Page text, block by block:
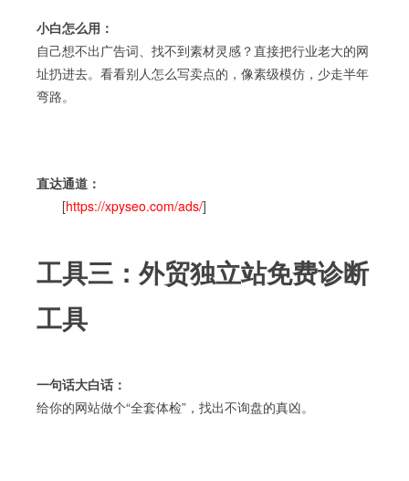
小白怎么用：
自己想不出广告词、找不到素材灵感？直接把行业老大的网
址扔进去。看看别人怎么写卖点的，像素级模仿，少走半年
弯路。
直达通道：
[https://xpyseo.com/ads/]
工具三：外贸独立站免费诊断
工具
一句话大白话：
给你的网站做个“全套体检”，找出不询盘的真凶。